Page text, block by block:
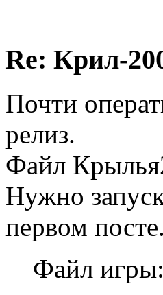
Re: Крил-
Почти
релиз.
Файл
Нужно
первом посте.
Файл